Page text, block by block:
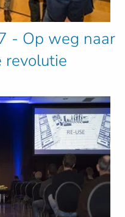
- Op weg naar
revolutie